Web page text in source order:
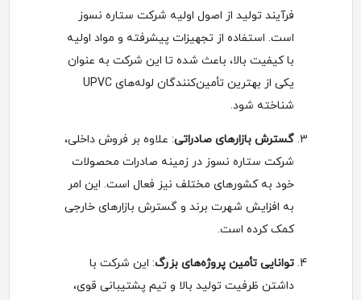
فرآیند تولید از اصول اولیه شرکت ستاره نسوز
است. استفاده از تجهیزات پیشرفته و مواد اولیه
با کیفیت بالا، باعث شده تا این شرکت به عنوان
یکی از بهترین تأمین‌کنندگان لوله‌های UPVC
شناخته شود.
گسترش بازارهای صادراتی: علاوه بر فروش داخلی،
شرکت ستاره نسوز در زمینه صادرات محصولات
خود به کشورهای مختلف نیز فعال است. این امر
به افزایش شهرت برند و گسترش بازارهای خارجی
کمک کرده است.
توانایی تأمین پروژه‌های بزرگ: این شرکت با
داشتن ظرفیت تولید بالا و تیم پشتیبانی قوی،